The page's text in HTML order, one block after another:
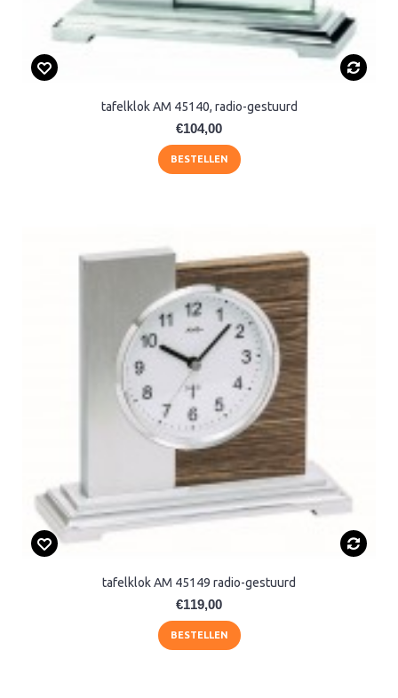
tafelklok AM 45140, radio-gestuurd
€104,00
BESTELLEN
tafelklok AM 45149 radio-gestuurd
€119,00
BESTELLEN